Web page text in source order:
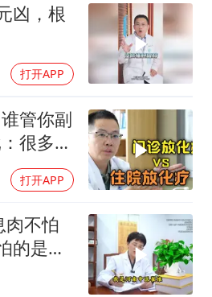
凶，根
打开APP
管你副
很多人
打开APP
肉不怕
的是这